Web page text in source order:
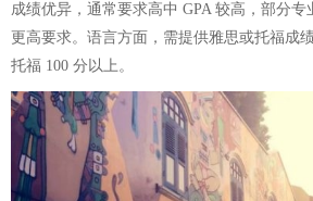
成绩优异，通常要求高中 GPA 较高，部分
更高要求。语言方面，需提供雅思或托福成
托福 100 分以上。